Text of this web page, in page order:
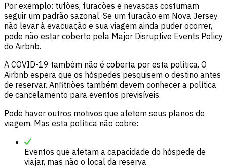
Por exemplo: tufões, furacões e nevascas costumam
seguir um padrão sazonal. Se um furacão em Nova Jersey
não levar à evacuação e sua viagem ainda puder ocorrer,
pode não estar coberto pela Major Disruptive Events Policy
do Airbnb.
A COVID-19 também não é coberta por esta política. O
Airbnb espera que os hóspedes pesquisem o destino antes
de reservar. Anfitriões também devem conhecer a política
de cancelamento para eventos previsíveis.
Pode haver outros motivos que afetem seus planos de
viagem. Mas esta política não cobre:
Eventos que afetam a capacidade do hóspede de
viajar, mas não o local da reserva